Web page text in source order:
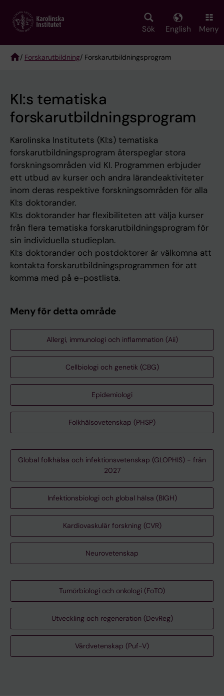
main
Sök English Meny
/ Forskarutbildning/ Forskarutbildningsprogram
KI:s tematiska
forskarutbildningsprogram
Karolinska Institutets (KI:s) tematiska
forskarutbildningsprogram återspeglar stora
forskningsområden vid KI. Programmen erbjuder
ett utbud av kurser och andra lärandeaktiviteter
inom deras respektive forskningsområden för alla
KI:s doktorander.
KI:s doktorander har flexibiliteten att välja kurser
från flera tematiska forskarutbildningsprogram för
sin individuella studieplan.
KI:s doktorander och postdoktorer är välkomna att
kontakta forskarutbildningsprogrammen för att
komma med på e-postlista.
Meny för detta område
Allergi, immunologi och inflammation (Aii)
Cellbiologi och genetik (CBG)
Epidemiologi
Folkhälsovetenskap (PHSP)
Global folkhälsa och infektionsvetenskap (GLOPHIS) - från
2027
Infektionsbiologi och global hälsa (BIGH)
Kardiovaskulär forskning (CVR)
Neurovetenskap
Tumörbiologi och onkologi (FoTO)
Utveckling och regeneration (DevReg)
Vårdvetenskap (Puf-V)